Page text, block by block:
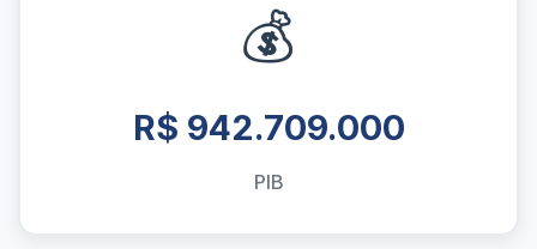
💰
R$ 942.709.000
PIB